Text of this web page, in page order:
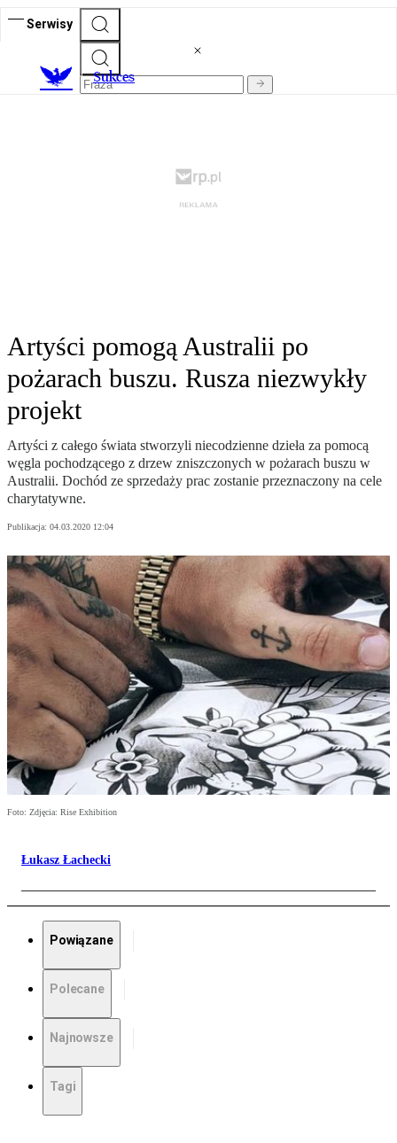
Serwisy
Sukces
Artyści pomogą Australii po
pożarach buszu. Rusza niezwykły
projekt
Artyści z całego świata stworzyli niecodzienne dzieła za pomocą
węgla pochodzącego z drzew zniszczonych w pożarach buszu w
Australii. Dochód ze sprzedaży prac zostanie przeznaczony na cele
charytatywne.
Publikacja: 04.03.2020 12:04
Foto: Zdjęcia: Rise Exhibition
Łukasz Łachecki
Powiązane
Polecane
Najnowsze
Tagi